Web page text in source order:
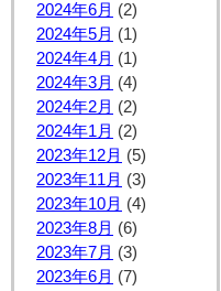
2024年6月 (2)
2024年5月 (1)
2024年4月 (1)
2024年3月 (4)
2024年2月 (2)
2024年1月 (2)
2023年12月 (5)
2023年11月 (3)
2023年10月 (4)
2023年8月 (6)
2023年7月 (3)
2023年6月 (7)